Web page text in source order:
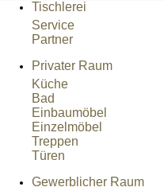
Tischlerei
Service
Partner
Privater Raum
Küche
Bad
Einbaumöbel
Einzelmöbel
Treppen
Türen
Gewerblicher Raum